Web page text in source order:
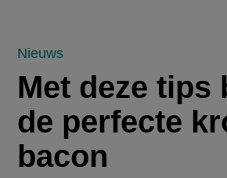
Met
deze
tips
bak
Nieuws
Met deze tips
de perfecte
bacon